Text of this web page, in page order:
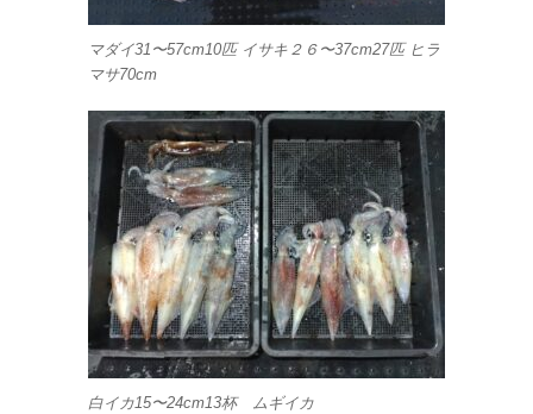
マダイ31〜57cm10匹 イサキ２６〜37cm27匹 ヒラ
マサ70cm
白イカ15〜24cm13杯 ムギイカ